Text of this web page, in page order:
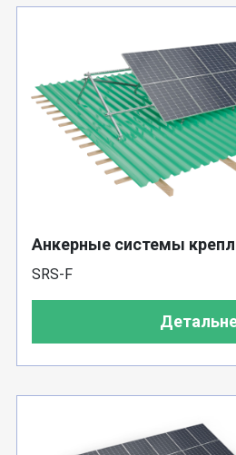
Анкерные системы
SRS-F